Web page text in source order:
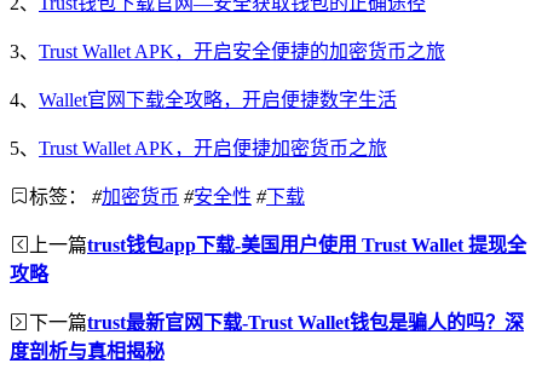
3、 Trust Wallet APK，开启安全便捷的加密货币之旅
4、 Wallet官网下载全攻略，开启便捷数字生活
5、 Trust Wallet APK，开启便捷加密货币之旅
标签： #加密货币 #安全性 #下载
上一篇trust钱包app下载-美国用户使用 Trust Wallet 提现全
攻略
下一篇trust最新官网下载-Trust Wallet钱包是骗人的吗？深
度剖析与真相揭秘